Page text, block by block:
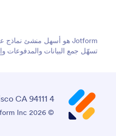
تسهّل جمع البيانات والمدفوعات
4 Embarcadero Center, Suite 780, San Francisco CA 94111
© 2026 Jotform Inc. The name "Jotform" and the Jotform logo are registered trademarks of Jotform Inc.